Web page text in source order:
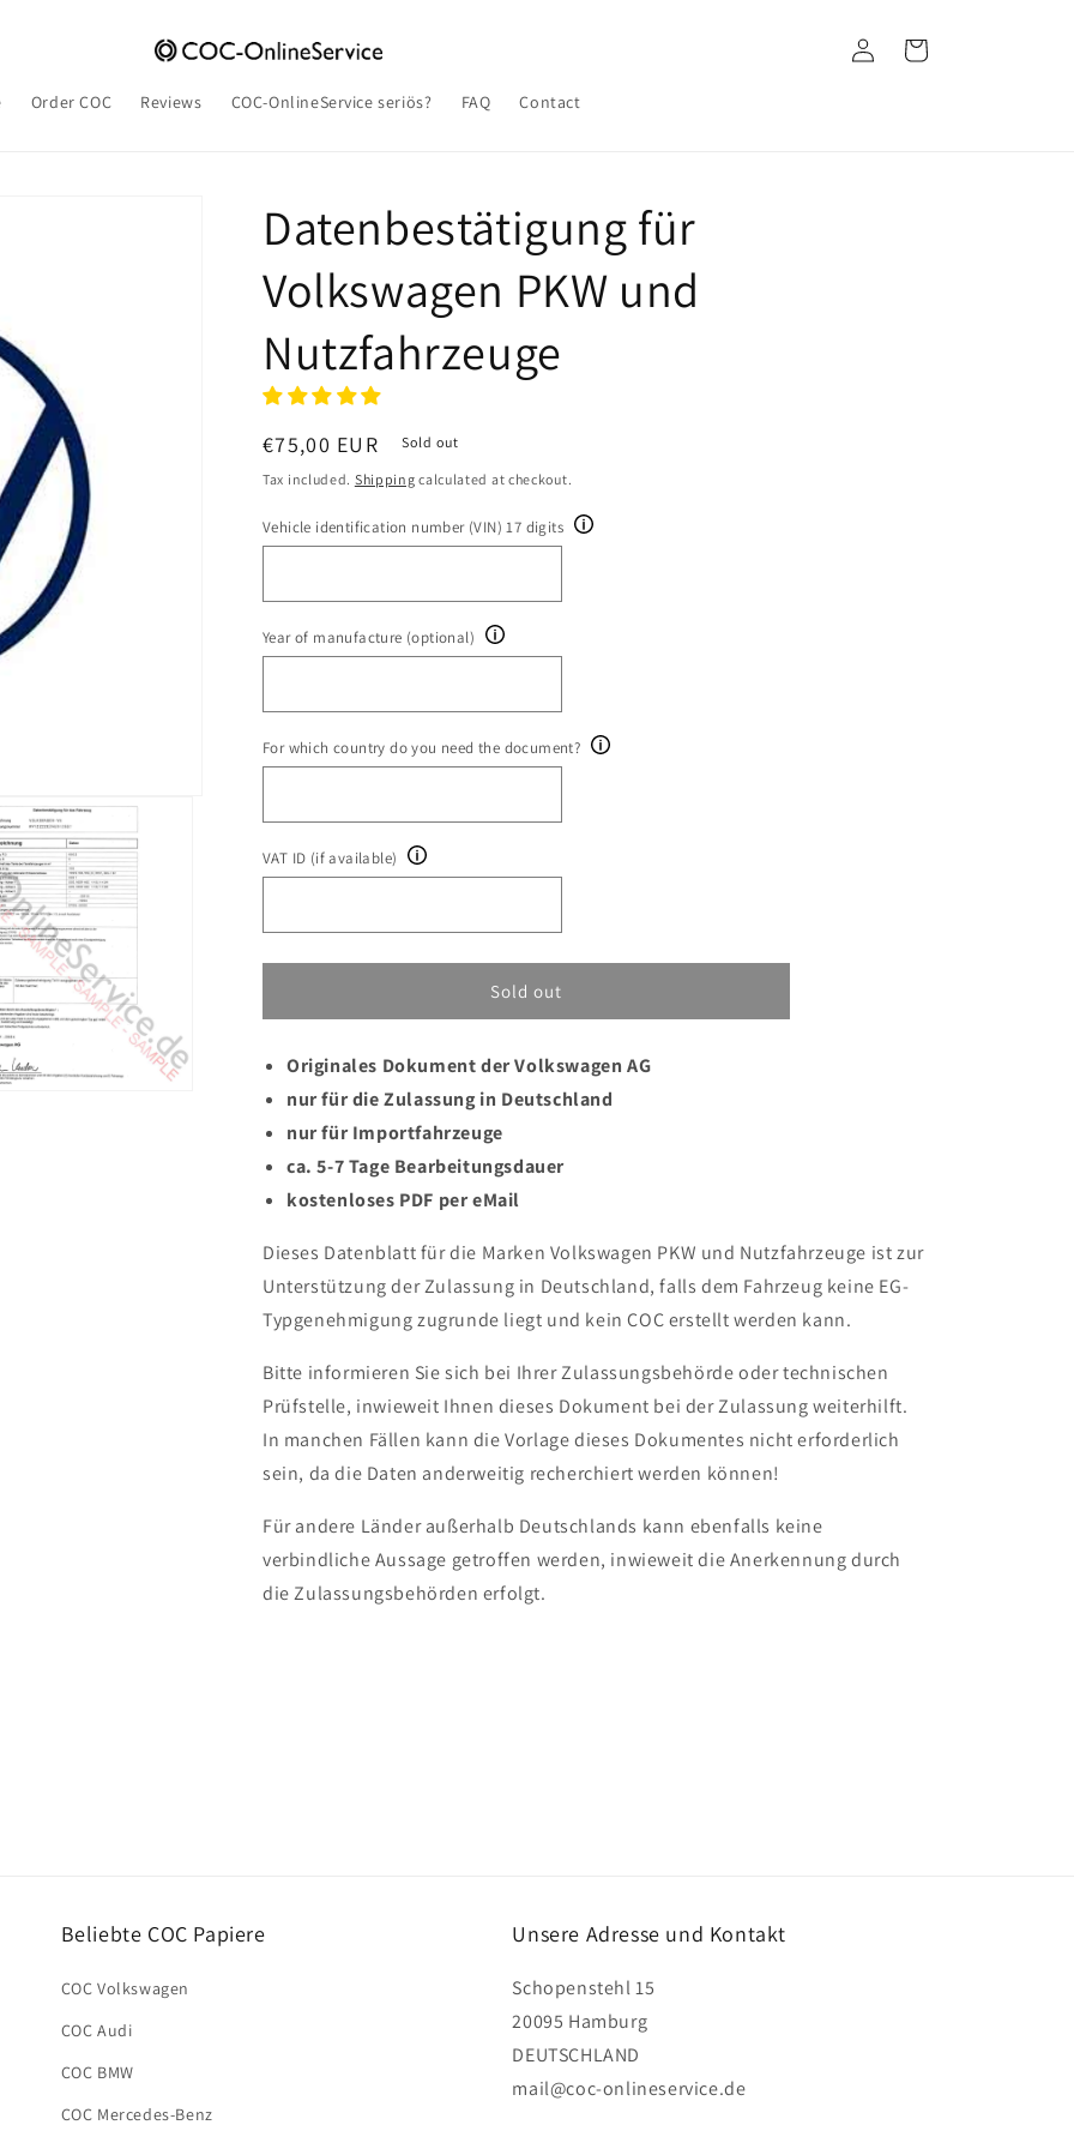
Order COC Reviews COC-OnlineService seriös? FAQ Contact
Log
in
Cart
Datenbestätigung für
Volkswagen PKW und
Nutzfahrzeuge
Regular
price
€75,00 EUR Sold out
Tax included. Shipping calculated at checkout.
Vehicle identification number (VIN) 17 digits
Year of manufacture (optional)
For which country do you need the document?
VAT ID (if available)
Sold out
Originales Dokument der Volkswagen AG
nur für die Zulassung in Deutschland
nur für Importfahrzeuge
ca. 5-7 Tage Bearbeitungsdauer
kostenloses PDF per eMail
Dieses Datenblatt für die Marken Volkswagen PKW und Nutzfahrzeuge ist zur
Unterstützung der Zulassung in Deutschland, falls dem Fahrzeug keine EG-
Typgenehmigung zugrunde liegt und kein COC erstellt werden kann.
Bitte informieren Sie sich bei Ihrer Zulassungsbehörde oder technischen
Prüfstelle, inwieweit Ihnen dieses Dokument bei der Zulassung weiterhilft.
In manchen Fällen kann die Vorlage dieses Dokumentes nicht erforderlich
sein, da die Daten anderweitig recherchiert werden können!
Für andere Länder außerhalb Deutschlands kann ebenfalls keine
verbindliche Aussage getroffen werden, inwieweit die Anerkennung durch
die Zulassungsbehörden erfolgt.
Beliebte COC Papiere
COC Volkswagen
COC Audi
COC BMW
COC Mercedes-Benz
Unsere Adresse und Kontakt
Schopenstehl 15
20095 Hamburg
DEUTSCHLAND
mail@coc-onlineservice.de